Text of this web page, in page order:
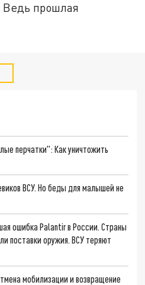
Ведь прошлая
перчатки": Как уничтожить
ВСУ. Но беды для малышей не
ошибка Palantir в России. Страны
поставки оружия. ВСУ теряют
мобилизации и возвращение